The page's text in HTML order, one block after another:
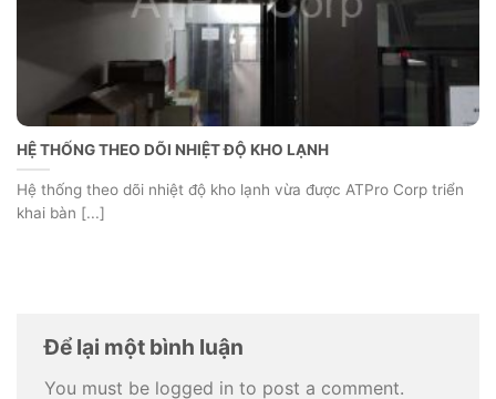
HỆ THỐNG THEO DÕI NHIỆT ĐỘ KHO LẠNH
Hệ thống theo dõi nhiệt độ kho lạnh vừa được ATPro Corp triển
khai bàn [...]
Để lại một bình luận
You must be logged in to post a comment.